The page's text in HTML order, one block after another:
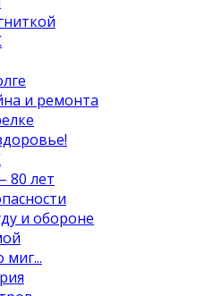
и ремонта
80 лет
и обороне
миг...